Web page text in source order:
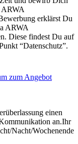
ARWA
erklärst Du
ARWA
Diese findest Du auf
“Datenschutz”.
zum Angebot
einen
an.Ihr
Nacht/Wochenende